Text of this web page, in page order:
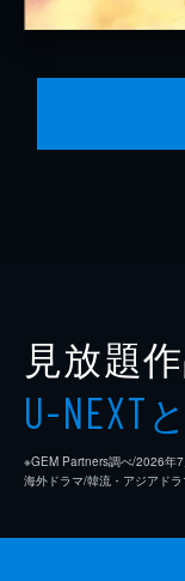
見放題
U-NEXT
※GEM Partners調べ/2026年
海外ドラマ/韓流・アジアド